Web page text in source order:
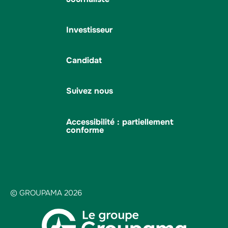
Investisseur
Candidat
Suivez nous
Accessibilité : partiellement
conforme
© GROUPAMA 2026